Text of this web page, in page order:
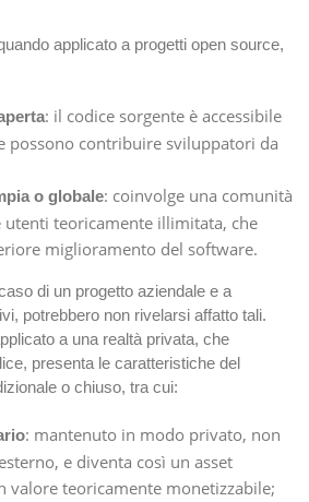
applicato a progetti open source,
: il codice sorgente è accessibile
possono contribuire sviluppatori da
o globale: coinvolge una comunità
teoricamente illimitata, che
miglioramento del software.
di un progetto aziendale e a
potrebbero non rivelarsi affatto tali.
a una realtà privata, che
presenta le caratteristiche del
o chiuso, tra cui:
: mantenuto in modo privato, non
e diventa così un asset
valore teoricamente monetizzabile;